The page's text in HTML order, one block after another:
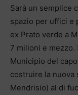
Sarà un semplice
spazio per uffici e
ex Prato verde a
7 milioni e
Municipio del
costruire la nuova
Mendrisio) al di